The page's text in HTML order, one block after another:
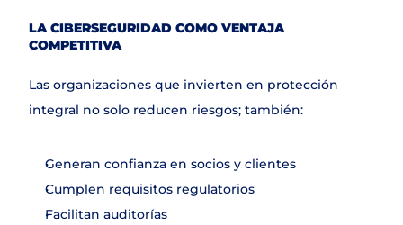
LA CIBERSEGURIDAD COMO VENTAJA
COMPETITIVA
Las organizaciones que invierten en protección
integral no solo reducen riesgos; también:
Generan confianza en socios y clientes
Cumplen requisitos regulatorios
Facilitan auditorías